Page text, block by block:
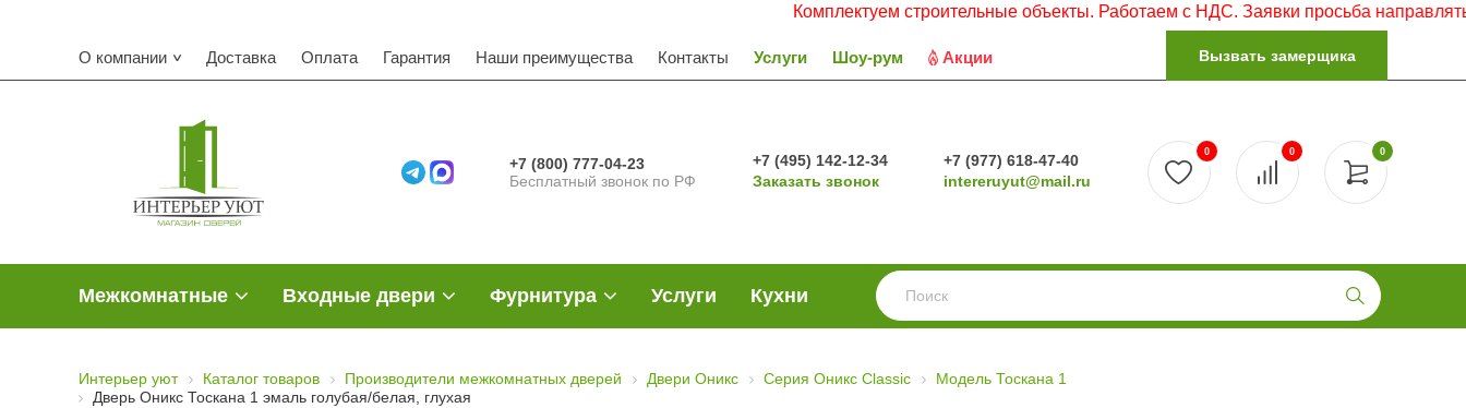
Комплектуем строительные объекты. Работаем с НДС. Заявки просьба направлять на
О компании Доставка Оплата Гарантия Наши преимущества Контакты Услуги Шоу-рум Акции Вызвать замерщика
+7 (800) 777-04-23
Бесплатный звонок по РФ
+7 (495) 142-12-34
Заказать звонок
+7 (977) 618-47-40
intereruyut@mail.ru
0
0 0
Межкомнатные Входные двери Фурнитура Услуги Кухни
Интерьер уют Каталог товаров Производители межкомнатных дверей Двери Оникс Серия Оникс Classic
Модель Тоскана 1
Дверь Оникс Тоскана 1 эмаль голубая/белая, глухая